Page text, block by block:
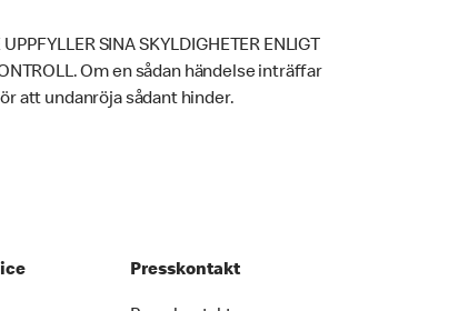
SINA SKYLDIGHETER ENLIGT
Om en sådan händelse inträffar
att undanröja sådant hinder.
Presskontakt